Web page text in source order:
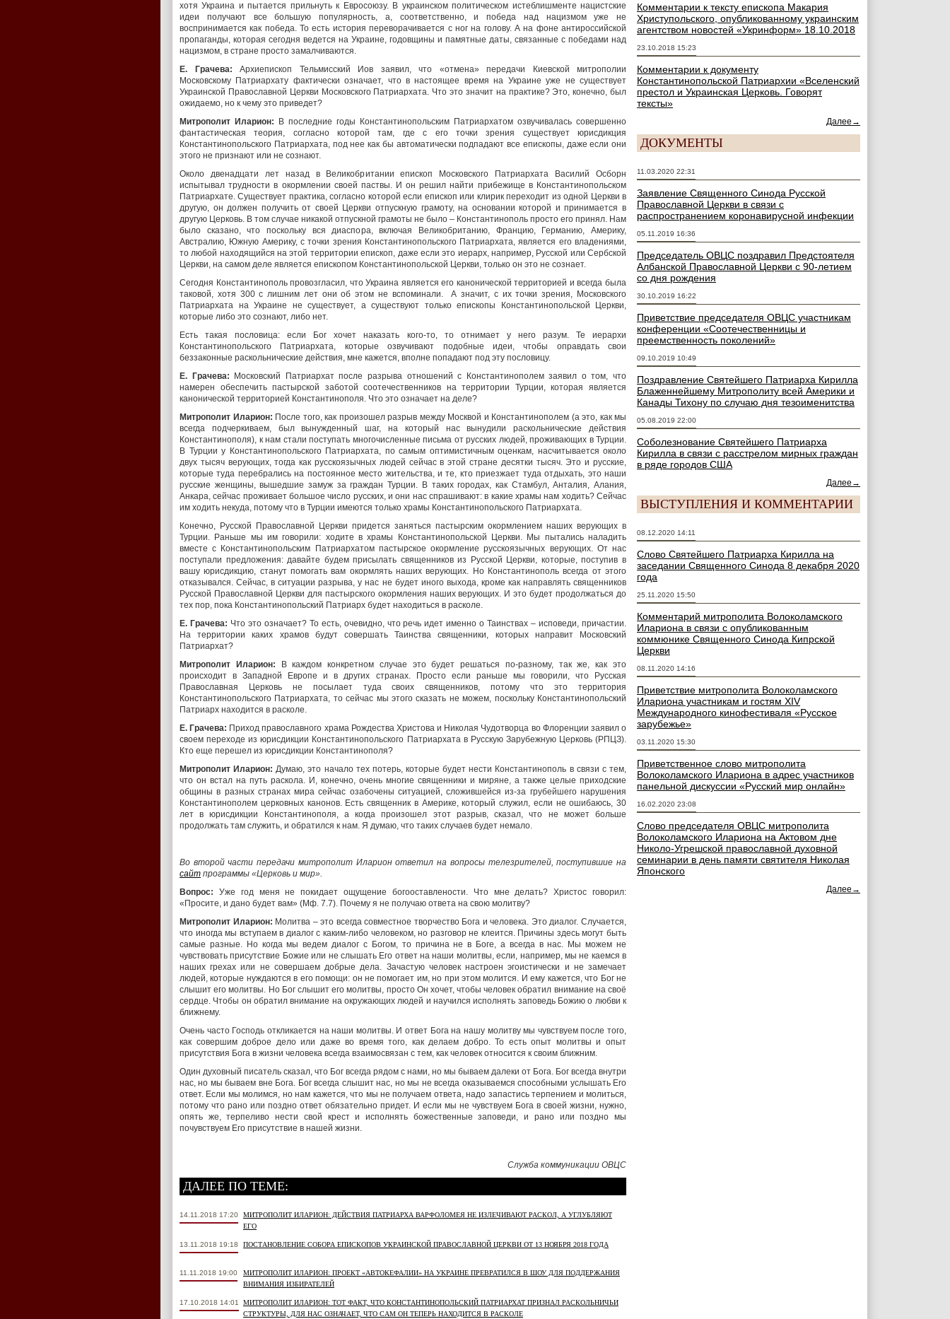
хотя Украина и пытается прильнуть к Евросоюзу. В украинском политическом истеблишменте нацистские
идеи получают все большую популярность, а, соответственно, и победа над нацизмом уже не
воспринимается как победа. То есть история переворачивается с ног на голову. А на фоне антироссийской
пропаганды, которая сегодня ведется на Украине, годовщины и памятные даты, связанные с победами над
нацизмом, в стране просто замалчиваются.
Е. Грачева: Архиепископ Тельмисский Иов заявил, что «отмена» передачи Киевской митрополии
Московскому Патриархату фактически означает, что в настоящее время на Украине уже не существует
Украинской Православной Церкви Московского Патриархата. Что это значит на практике? Это, конечно, был
ожидаемо, но к чему это приведет?
Митрополит Иларион: В последние годы Константинопольским Патриархатом озвучивалась совершенно
фантастическая теория, согласно которой там, где с его точки зрения существует юрисдикция
Константинопольского Патриархата, под нее как бы автоматически подпадают все епископы, даже если они
этого не признают или не сознают.
Около двенадцати лет назад в Великобритании епископ Московского Патриархата Василий Осборн
испытывал трудности в окормлении своей паствы. И он решил найти прибежище в Константинопольском
Патриархате. Существует практика, согласно которой если епископ или клирик переходит из одной Церкви в
другую, он должен получить от своей Церкви отпускную грамоту, на основании которой и принимается в
другую Церковь. В том случае никакой отпускной грамоты не было – Константинополь просто его принял. Нам
было сказано, что поскольку вся диаспора, включая Великобританию, Францию, Германию, Америку,
Австралию, Южную Америку, с точки зрения Константинопольского Патриархата, является его владениями,
то любой находящийся на этой территории епископ, даже если это иерарх, например, Русской или Сербской
Церкви, на самом деле является епископом Константинопольской Церкви, только он это не сознает.
Сегодня Константинополь провозгласил, что Украина является его канонической территорией и всегда была
таковой, хотя 300 с лишним лет они об этом не вспоминали. А значит, с их точки зрения, Московского
Патриархата на Украине не существует, а существуют только епископы Константинопольской Церкви,
которые либо это сознают, либо нет.
Есть такая пословица: если Бог хочет наказать кого-то, то отнимает у него разум. Те иерархи
Константинопольского Патриархата, которые озвучивают подобные идеи, чтобы оправдать свои
беззаконные раскольнические действия, мне кажется, вполне попадают под эту пословицу.
Е. Грачева: Московский Патриархат после разрыва отношений с Константинополем заявил о том, что
намерен обеспечить пастырской заботой соотечественников на территории Турции, которая является
канонической территорией Константинополя. Что это означает на деле?
Митрополит Иларион: После того, как произошел разрыв между Москвой и Константинополем (а это, как мы
всегда подчеркиваем, был вынужденный шаг, на который нас вынудили раскольнические действия
Константинополя), к нам стали поступать многочисленные письма от русских людей, проживающих в Турции.
В Турции у Константинопольского Патриархата, по самым оптимистичным оценкам, насчитывается около
двух тысяч верующих, тогда как русскоязычных людей сейчас в этой стране десятки тысяч. Это и русские,
которые туда перебрались на постоянное место жительства, и те, кто приезжает туда отдыхать, это наши
русские женщины, вышедшие замуж за граждан Турции. В таких городах, как Стамбул, Анталия, Алания,
Анкара, сейчас проживает большое число русских, и они нас спрашивают: в какие храмы нам ходить? Сейчас
им ходить некуда, потому что в Турции имеются только храмы Константинопольского Патриархата.
Конечно, Русской Православной Церкви придется заняться пастырским окормлением наших верующих в
Турции. Раньше мы им говорили: ходите в храмы Константинопольской Церкви. Мы пытались наладить
вместе с Константинопольским Патриархатом пастырское окормление русскоязычных верующих. От нас
поступали предложения: давайте будем присылать священников из Русской Церкви, которые, поступив в
вашу юрисдикцию, станут помогать вам окормлять наших верующих. Но Константинополь всегда от этого
отказывался. Сейчас, в ситуации разрыва, у нас не будет иного выхода, кроме как направлять священников
Русской Православной Церкви для пастырского окормления наших верующих. И это будет продолжаться до
тех пор, пока Константинопольский Патриарх будет находиться в расколе.
Е. Грачева: Что это означает? То есть, очевидно, что речь идет именно о Таинствах – исповеди, причастии.
На территории каких храмов будут совершать Таинства священники, которых направит Московский
Патриархат?
Митрополит Иларион: В каждом конкретном случае это будет решаться по-разному, так же, как это
происходит в Западной Европе и в других странах. Просто если раньше мы говорили, что Русская
Православная Церковь не посылает туда своих священников, потому что это территория
Константинопольского Патриархата, то сейчас мы этого сказать не можем, поскольку Константинопольский
Патриарх находится в расколе.
Е. Грачева: Приход православного храма Рождества Христова и Николая Чудотворца во Флоренции заявил о
своем переходе из юрисдикции Константинопольского Патриархата в Русскую Зарубежную Церковь (РПЦЗ).
Кто еще перешел из юрисдикции Константинополя?
Митрополит Иларион: Думаю, это начало тех потерь, которые будет нести Константинополь в связи с тем,
что он встал на путь раскола. И, конечно, очень многие священники и миряне, а также целые приходские
общины в разных странах мира сейчас озабочены ситуацией, сложившейся из-за грубейшего нарушения
Константинополем церковных канонов. Есть священник в Америке, который служил, если не ошибаюсь, 30
лет в юрисдикции Константинополя, а когда произошел этот разрыв, сказал, что не может больше
продолжать там служить, и обратился к нам. Я думаю, что таких случаев будет немало.
Во второй части передачи митрополит Иларион ответил на вопросы телезрителей, поступившие на
сайт программы «Церковь и мир».
Вопрос: Уже год меня не покидает ощущение богооставлености. Что мне делать? Христос говорил:
«Просите, и дано будет вам» (Мф. 7.7). Почему я не получаю ответа на свою молитву?
Митрополит Иларион: Молитва – это всегда совместное творчество Бога и человека. Это диалог. Случается,
что иногда мы вступаем в диалог с каким-либо человеком, но разговор не клеится. Причины здесь могут быть
самые разные. Но когда мы ведем диалог с Богом, то причина не в Боге, а всегда в нас. Мы можем не
чувствовать присутствие Божие или не слышать Его ответ на наши молитвы, если, например, мы не каемся в
наших грехах или не совершаем добрые дела. Зачастую человек настроен эгоистически и не замечает
людей, которые нуждаются в его помощи: он не помогает им, но при этом молится. И ему кажется, что Бог не
слышит его молитвы. Но Бог слышит его молитвы, просто Он хочет, чтобы человек обратил внимание на своё
сердце. Чтобы он обратил внимание на окружающих людей и научился исполнять заповедь Божию о любви к
ближнему.
Очень часто Господь откликается на наши молитвы. И ответ Бога на нашу молитву мы чувствуем после того,
как совершим доброе дело или даже во время того, как делаем добро. То есть опыт молитвы и опыт
присутствия Бога в жизни человека всегда взаимосвязан с тем, как человек относится к своим ближним.
Один духовный писатель сказал, что Бог всегда рядом с нами, но мы бываем далеки от Бога. Бог всегда внутри
нас, но мы бываем вне Бога. Бог всегда слышит нас, но мы не всегда оказываемся способными услышать Его
ответ. Если мы молимся, но нам кажется, что мы не получаем ответа, надо запастись терпением и молиться,
потому что рано или поздно ответ обязательно придет. И если мы не чувствуем Бога в своей жизни, нужно,
опять же, терпеливо нести свой крест и исполнять божественные заповеди, и рано или поздно мы
почувствуем Его присутствие в нашей жизни.
Служба коммуникации ОВЦС
ДАЛЕЕ ПО ТЕМЕ:
14.11.2018 17:20
МИТРОПОЛИТ ИЛАРИОН: ДЕЙСТВИЯ ПАТРИАРХА ВАРФОЛОМЕЯ НЕ ИЗЛЕЧИВАЮТ РАСКОЛ, А УГЛУБЛЯЮТ
ЕГО
13.11.2018 19:18 ПОСТАНОВЛЕНИЕ СОБОРА ЕПИСКОПОВ УКРАИНСКОЙ ПРАВОСЛАВНОЙ ЦЕРКВИ ОТ 13 НОЯБРЯ 2018 ГОДА
11.11.2018 19:00
МИТРОПОЛИТ ИЛАРИОН: ПРОЕКТ «АВТОКЕФАЛИИ» НА УКРАИНЕ ПРЕВРАТИЛСЯ В ШОУ ДЛЯ ПОДДЕРЖАНИЯ
ВНИМАНИЯ ИЗБИРАТЕЛЕЙ
17.10.2018 14:01
МИТРОПОЛИТ ИЛАРИОН: ТОТ ФАКТ, ЧТО КОНСТАНТИНОПОЛЬСКИЙ ПАТРИАРХАТ ПРИЗНАЛ РАСКОЛЬНИЧЬИ
СТРУКТУРЫ, ДЛЯ НАС ОЗНАЧАЕТ, ЧТО САМ ОН ТЕПЕРЬ НАХОДИТСЯ В РАСКОЛЕ
Комментарии к тексту епископа Макария
Христупольского, опубликованному украинским
агентством новостей «Укринформ» 18.10.2018
23.10.2018 15:23
Комментарии к документу
Константинопольской Патриархии «Вселенский
престол и Украинская Церковь. Говорят
тексты»
Далее→
ДОКУМЕНТЫ
11.03.2020 22:31
Заявление Священного Синода Русской
Православной Церкви в связи с
распространением коронавирусной инфекции
05.11.2019 16:36
Председатель ОВЦС поздравил Предстоятеля
Албанской Православной Церкви с 90-летием
со дня рождения
30.10.2019 16:22
Приветствие председателя ОВЦС участникам
конференции «Соотечественницы и
преемственность поколений»
09.10.2019 10:49
Поздравление Святейшего Патриарха Кирилла
Блаженнейшему Митрополиту всей Америки и
Канады Тихону по случаю дня тезоименитства
05.08.2019 22:00
Соболезнование Святейшего Патриарха
Кирилла в связи с расстрелом мирных граждан
в ряде городов США
Далее→
ВЫСТУПЛЕНИЯ И КОММЕНТАРИИ
08.12.2020 14:11
Слово Святейшего Патриарха Кирилла на
заседании Священного Синода 8 декабря 2020
года
25.11.2020 15:50
Комментарий митрополита Волоколамского
Илариона в связи с опубликованным
коммюнике Священного Синода Кипрской
Церкви
08.11.2020 14:16
Приветствие митрополита Волоколамского
Илариона участникам и гостям ХIV
Международного кинофестиваля «Русское
зарубежье»
03.11.2020 15:30
Приветственное слово митрополита
Волоколамского Илариона в адрес участников
панельной дискуссии «Русский мир онлайн»
16.02.2020 23:08
Слово председателя ОВЦС митрополита
Волоколамского Илариона на Актовом дне
Николо-Угрешской православной духовной
семинарии в день памяти святителя Николая
Японского
Далее→